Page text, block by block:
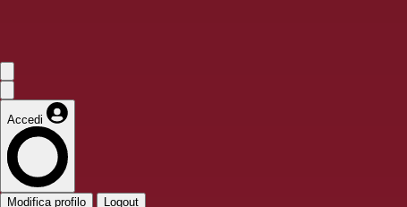
Accedi
Modifica profilo Logout